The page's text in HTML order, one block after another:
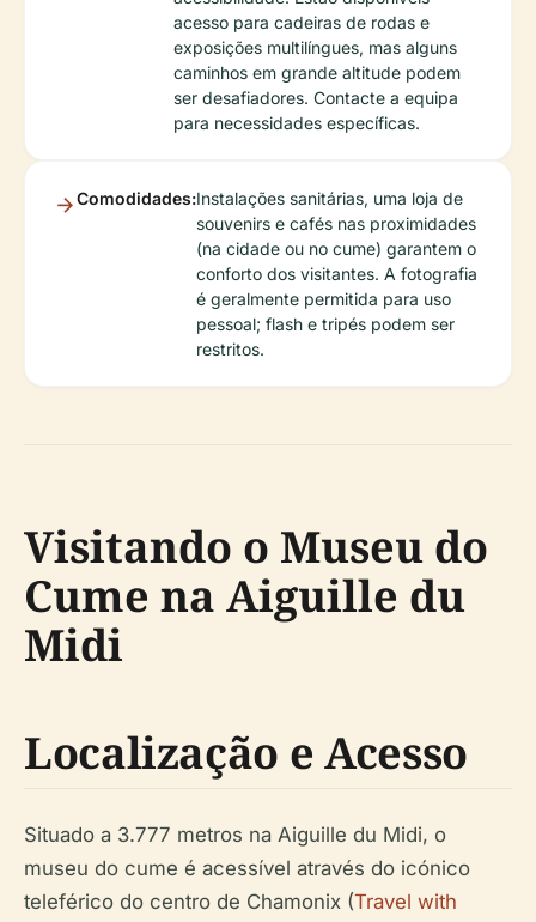
acesso para cadeiras de rodas e
exposições multilíngues, mas alguns
caminhos em grande altitude podem
ser desafiadores. Contacte a equipa
para necessidades específicas.
Comodidades:Instalações sanitárias, uma loja de
souvenirs e cafés nas proximidades
(na cidade ou no cume) garantem o
conforto dos visitantes. A fotografia
é geralmente permitida para uso
pessoal; flash e tripés podem ser
restritos.
Visitando o Museu do
Cume na Aiguille du
Midi
Localização e Acesso
Situado a 3.777 metros na Aiguille du Midi, o
museu do cume é acessível através do icónico
teleférico do centro de Chamonix (Travel with